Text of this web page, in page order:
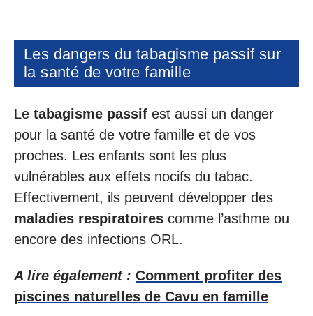
Les dangers du tabagisme passif sur
la santé de votre famille
Le tabagisme passif est aussi un danger
pour la santé de votre famille et de vos
proches. Les enfants sont les plus
vulnérables aux effets nocifs du tabac.
Effectivement, ils peuvent développer des
maladies respiratoires comme l’asthme ou
encore des infections ORL.
A lire également : Comment profiter des
piscines naturelles de Cavu en famille